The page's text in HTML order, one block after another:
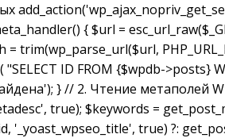
{ $url =
trim(wp_parse_url($url,
ID FROM {$wpdb-
} // 2. Чтение метаполей
true); $keywords =
'_yoast_wpseo_title', true) ?: